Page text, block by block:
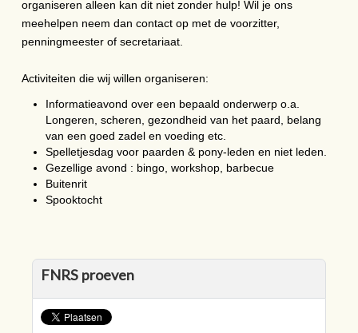
organiseren alleen kan dit niet zonder hulp! Wil je ons
meehelpen neem dan contact op met de voorzitter,
penningmeester of secretariaat.
Activiteiten die wij willen organiseren:
Informatieavond over een bepaald onderwerp o.a.
Longeren, scheren, gezondheid van het paard, belang
van een goed zadel en voeding etc.
Spelletjesdag voor paarden & pony-leden en niet leden.
Gezellige avond : bingo, workshop, barbecue
Buitenrit
Spooktocht
FNRS proeven